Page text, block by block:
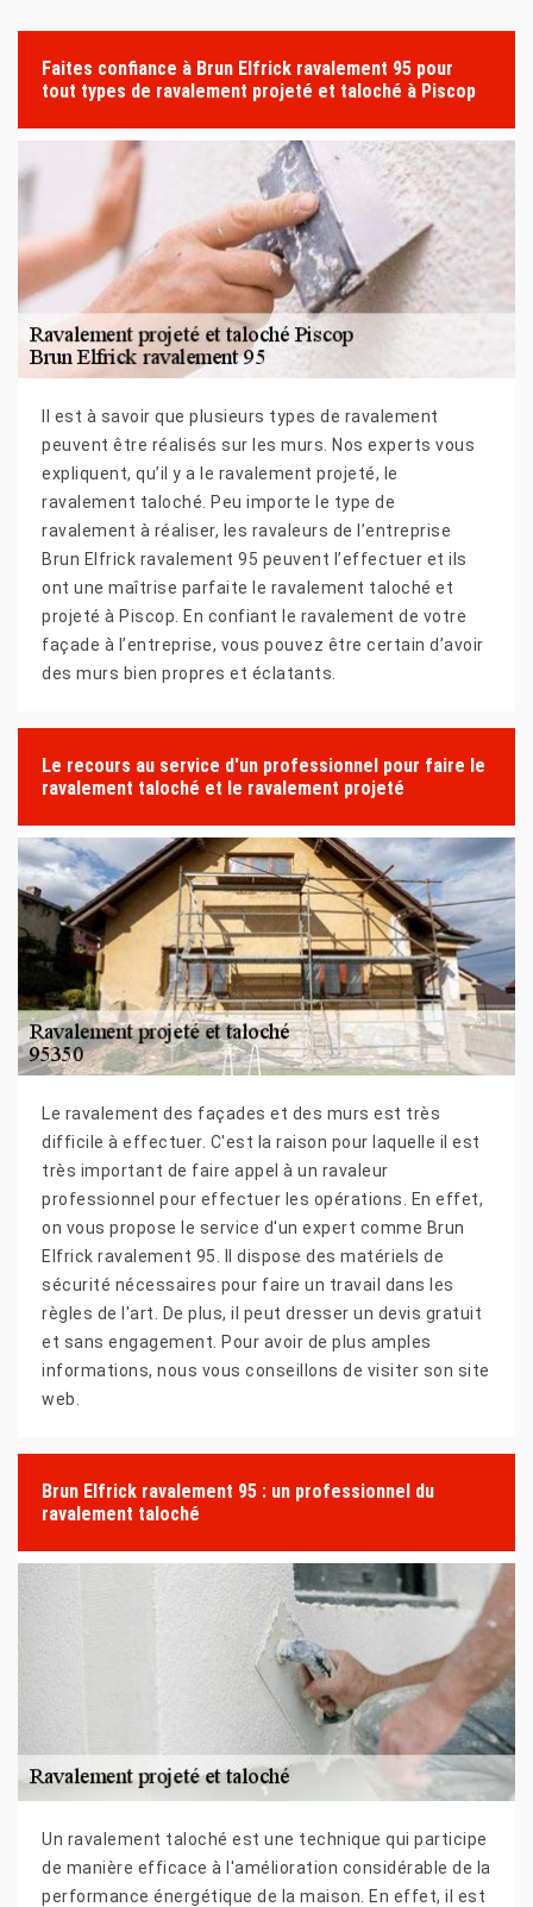
Faites confiance à Brun Elfrick ravalement 95 pour
tout types de ravalement projeté et taloché à Piscop
Il est à savoir que plusieurs types de ravalement
peuvent être réalisés sur les murs. Nos experts vous
expliquent, qu’il y a le ravalement projeté, le
ravalement taloché. Peu importe le type de
ravalement à réaliser, les ravaleurs de l’entreprise
Brun Elfrick ravalement 95 peuvent l’effectuer et ils
ont une maîtrise parfaite le ravalement taloché et
projeté à Piscop. En confiant le ravalement de votre
façade à l’entreprise, vous pouvez être certain d’avoir
des murs bien propres et éclatants.
Le recours au service d'un professionnel pour faire le
ravalement taloché et le ravalement projeté
Le ravalement des façades et des murs est très
difficile à effectuer. C'est la raison pour laquelle il est
très important de faire appel à un ravaleur
professionnel pour effectuer les opérations. En effet,
on vous propose le service d'un expert comme Brun
Elfrick ravalement 95. Il dispose des matériels de
sécurité nécessaires pour faire un travail dans les
règles de l'art. De plus, il peut dresser un devis gratuit
et sans engagement. Pour avoir de plus amples
informations, nous vous conseillons de visiter son site
web.
Brun Elfrick ravalement 95 : un professionnel du
ravalement taloché
Un ravalement taloché est une technique qui participe
de manière efficace à l'amélioration considérable de la
performance énergétique de la maison. En effet, il est